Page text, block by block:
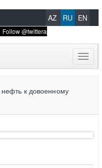
AZ RU EN
к довоенному